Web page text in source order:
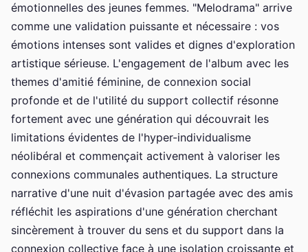
émotionnelles des jeunes femmes. "Melodrama" arrive
comme une validation puissante et nécessaire : vos
émotions intenses sont valides et dignes d'exploration
artistique sérieuse. L'engagement de l'album avec les
themes d'amitié féminine, de connexion social
profonde et de l'utilité du support collectif résonne
fortement avec une génération qui découvrait les
limitations évidentes de l'hyper-individualisme
néolibéral et commençait activement à valoriser les
connexions communales authentiques. La structure
narrative d'une nuit d'évasion partagée avec des amis
réfléchit les aspirations d'une génération cherchant
sincèrement à trouver du sens et du support dans la
connexion collective face à une isolation croissante et